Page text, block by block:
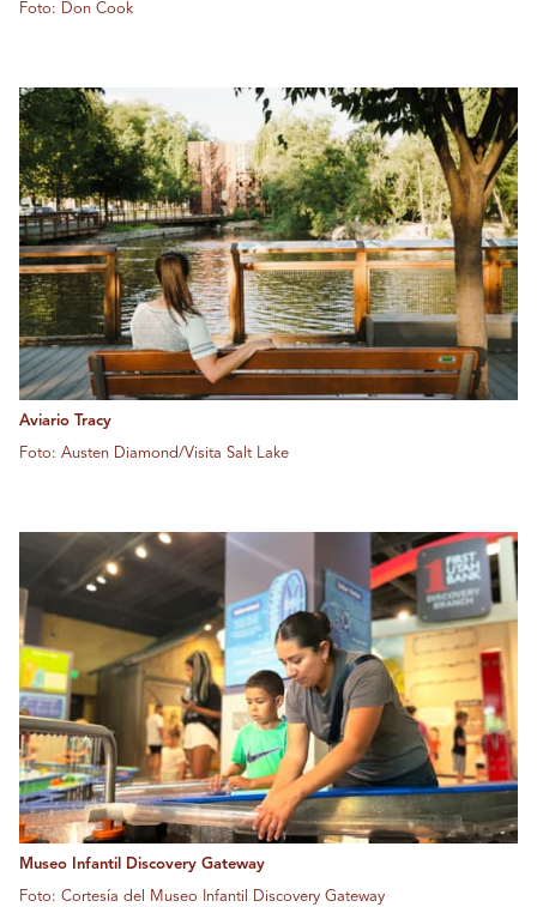
Foto: Don Cook
Aviario Tracy
Foto: Austen Diamond/Visita Salt Lake
Museo Infantil Discovery Gateway
Foto: Cortesía del Museo Infantil Discovery Gateway